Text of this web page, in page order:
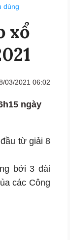
dùng
xổ
03/2021 06:02
ngày
từ giải 8
bởi 3 đài
các Công